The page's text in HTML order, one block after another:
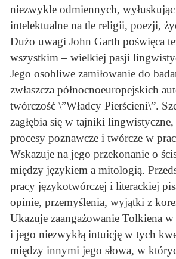
niezwykle odmiennych, wyłuskując
intelektualne na tle religii, poezji,
Dużo uwagi John Garth poświęca
wszystkim – wielkiej pasji
Jego osobliwe zamiłowanie do
zwłaszcza północnoeuropejskich
twórczość \”Władcy Pierścieni\”.
zagłębia się w tajniki
procesy poznawcze i twórcze w
Wskazuje na jego przekonanie o
między językiem a mitologią.
pracy językotwórczej i literackiej
opinie, przemyślenia, wyjątki z
Ukazuje zaangażowanie Tolkiena
i jego niezwykłą intuicję w tych
między innymi jego słowa, w